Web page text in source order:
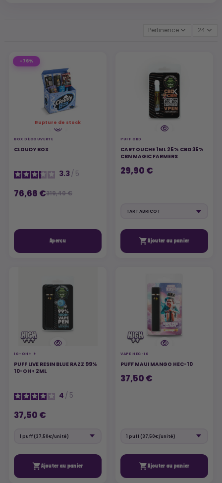
Pertinence 24
-76%
Rupture de stock
BOX DÉCOUVERTE
CLOUDY BOX
3.3/ 5
76,66 €319,40 €
Aperçu
PUFF CBD
CARTOUCHE 1ML 25% CBD 35%
CBN MAGIC FARMERS
29,90 €
Ajouter au panier
10-OH+ +
PUFF LIVE RESIN BLUE RAZZ 99%
10-OH+ 2ML
4 / 5
37,50 €
Ajouter au panier
VAPE HEC-10
PUFF MAUI MANGO HEC-10
37,50 €
Ajouter au panier